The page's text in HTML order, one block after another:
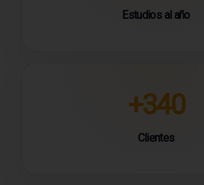
Estudios al año
+340
Clientes